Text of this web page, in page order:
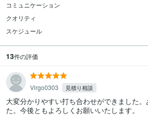
コミュニケーション
クオリティ
スケジュール
13件の評価
Virgo0303 見積り相談
大変分かりやすい打ち合わせができました
た。今後ともよろしくお願いいたします。